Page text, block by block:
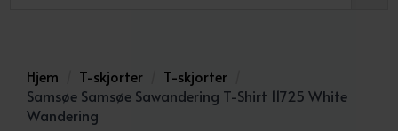
Hjem T-skjorter
T-skjorter
Samsøe Samsøe Sawandering T-Shirt 11725 White
Wandering